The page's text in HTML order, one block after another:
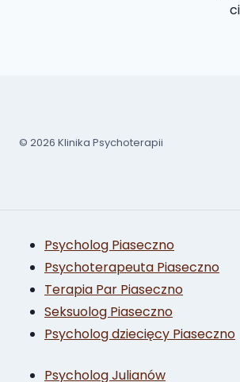
© 2026 Klinika Psychoterapii
Psycholog Piaseczno
Psychoterapeuta Piaseczno
Terapia Par Piaseczno
Seksuolog Piaseczno
Psycholog dziecięcy Piaseczno
Psycholog Julianów